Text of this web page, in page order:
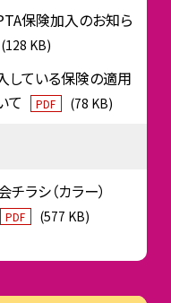
保険加入のお知ら
(128 KB)
している保険の適用
て
PDF (78 KB)
ラシ（カラー）
PDF (577 KB)